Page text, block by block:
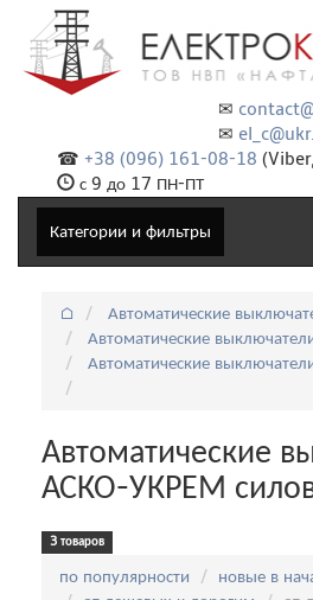
✉
✉
☎ +38 (096) 161-08-18
с 9 до 17 ПН-ПТ
Категории и фильтры
⌂
Автоматические
Автоматические
Автоматические
Автоматические
АСКО-УКРЕМ
3 товаров
по популярности
новые в